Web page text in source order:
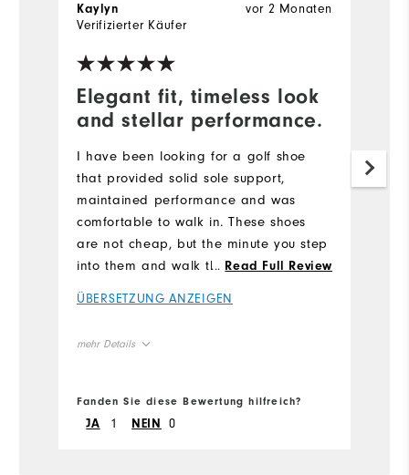
Elegant fit, timeless look
and stellar performance.
vor 2 Monaten
Kaylyn
Verifizierter Käufer
I have been looking for a golf shoe
that provided solid sole support,
maintained performance and was
comfortable to walk in. These shoes
are not cheap, but the minute you step
into them and walk the first time you
understand. They have an elegant fit,
timeless look and stellar performance.
... Read Full Review
ÜBERSETZUNG ANZEIGEN
mehr Details
Runs Small
Fanden Sie diese Bewertung hilfreich?
JA 1 NEIN 0